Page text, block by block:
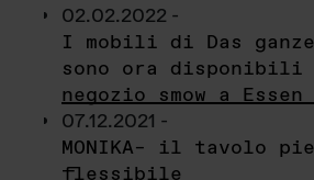
02.02.2022 -
I mobili di Das ganze
sono ora disponibili
negozio smow a Essen
07.12.2021 -
MONIKA– il tavolo
flessibile